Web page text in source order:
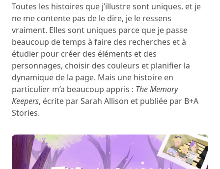
Toutes les histoires que j’illustre sont uniques, et je
ne me contente pas de le dire, je le ressens
vraiment. Elles sont uniques parce que je passe
beaucoup de temps à faire des recherches et à
étudier pour créer des éléments et des
personnages, choisir des couleurs et planifier la
dynamique de la page. Mais une histoire en
particulier m’a beaucoup appris : The Memory
Keepers, écrite par Sarah Allison et publiée par B+A
Stories.